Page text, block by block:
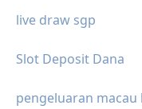
live draw sgp
Slot Deposit Dana
pengeluaran macau